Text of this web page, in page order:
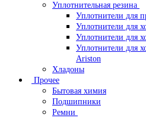
Уплотнительная резина
Уплотнители для
Уплотнители для
Уплотнители для
Уплотнители для
Ariston
Хладоны
Прочее
Бытовая химия
Подшипники
Ремни